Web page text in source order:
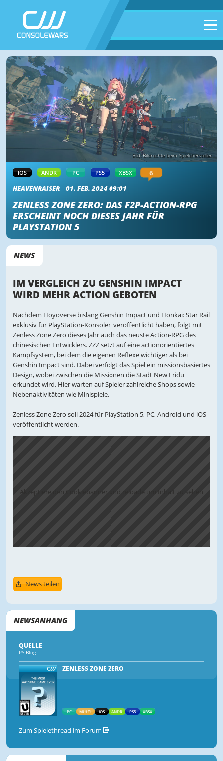
Bild: Bildrechte beim Spielehersteller
IOS ANDR PC PS5 XBSX
6
HEAVENRAISER
01. FEB. 2024 09:01
ZENLESS ZONE ZERO: DAS F2P-ACTION-RPG
ERSCHEINT NOCH DIESES JAHR FÜR
PLAYSTATION 5
NEWS
IM VERGLEICH ZU GENSHIN IMPACT
WIRD MEHR ACTION GEBOTEN
Nachdem Hoyoverse bislang Genshin Impact und Honkai: Star Rail
exklusiv für PlayStation-Konsolen veröffentlicht haben, folgt mit
Zenless Zone Zero dieses Jahr auch das neuste Action-RPG des
chinesischen Entwicklers. ZZZ setzt auf eine actionorientiertes
Kampfsystem, bei dem die eigenen Reflexe wichtiger als bei
Genshin Impact sind. Dabei verfolgt das Spiel ein missionsbasiertes
Design, wobei zwischen die Missionen die Stadt New Eridu
erkundet wird. Hier warten auf Spieler zahlreiche Shops sowie
Nebenaktivitäten wie Minispiele.
Zenless Zone Zero soll 2024 für PlayStation 5, PC, Android und iOS
veröffentlicht werden.
Akzeptiere den Cookiebanner und reloade um Inhalt zu sehen
News teilen
NEWSANHANG
QUELLE
PS Blog
ZENLESS ZONE ZERO
PC MULTI IOS ANDR PS5 XBSX
Zum Spielethread im Forum